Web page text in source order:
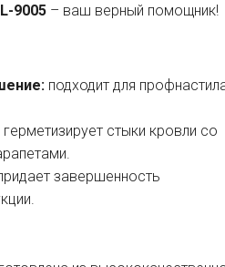
9005 – ваш верный помощник!
подходит для
герметизирует стыки кровли со
завершенность